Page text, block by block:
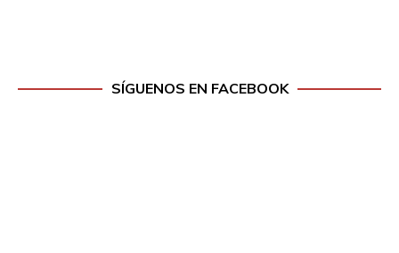
SÍGUENOS EN FACEBOOK